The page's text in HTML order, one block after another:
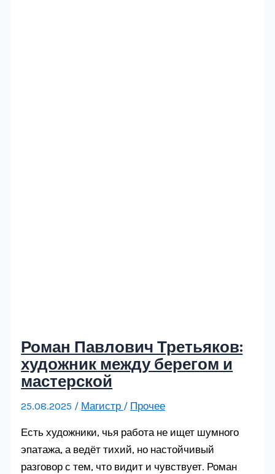
Роман Павлович Третьяков:
художник между берегом и
мастерской
25.08.2025 / Магистр / Прочее
Есть художники, чья работа не ищет шумного
эпатажа, а ведёт тихий, но настойчивый
разговор с тем, что видит и чувствует. Роман